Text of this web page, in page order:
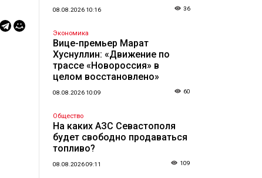
08.08.2026 10:16 36
Экономика
Вице-премьер Марат
Хуснуллин: «Движение по
трассе «Новороссия» в
целом восстановлено»
08.08.2026 10:09 60
Общество
На каких АЗС Севастополя
будет свободно продаваться
топливо?
08.08.2026 09:11 109